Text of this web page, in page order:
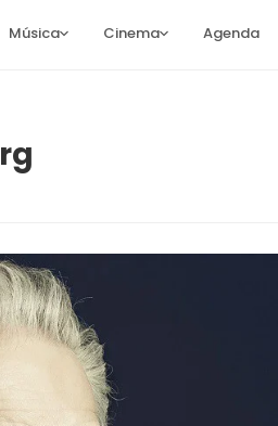
Música Cinema Agenda